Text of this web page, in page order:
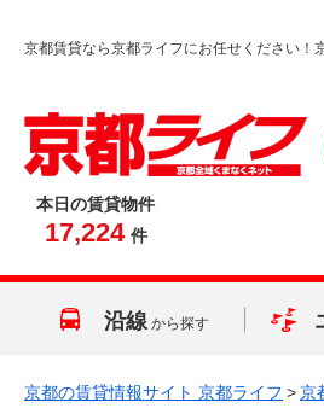
京都賃貸なら京都ライフにお任せください
本日の賃貸物件
17,224 件
沿線 から探す
京都の賃貸情報サイト 京都ライフ >京